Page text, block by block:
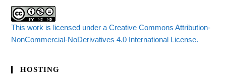
This work is licensed under a Creative Commons Attribution-
NonCommercial-NoDerivatives 4.0 International License.
HOSTING